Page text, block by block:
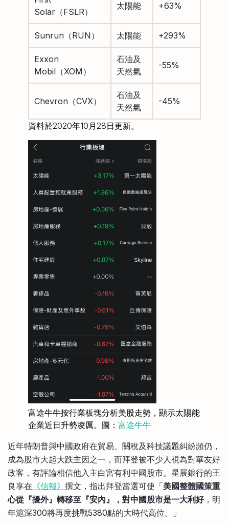
Solar（FSLR）
太陽能 +63%
Sunrun（RUN） 太陽能 +293%
Exxon
Mobil（XOM）
石油及
天然氣
-55%
Chevron（CVX）
石油及
天然氣
-45%
資料於2020年10月28日更新。
富途牛牛按行業板塊分析美股走勢，顯示太陽能
企業近日升勢凌厲。圖： 富途牛牛
近年特朗普與中國政府在貿易、關稅及科技議題糾紛頻仍，
成為股市大起大跌主因之一，而拜登被不少人視為對華友好
政客，有評論相信他入主白宮有利中國股市。星展銀行的王
良享在 《信報》 撰文，指出拜登當選可使「美國整體國策重
心從『擾外』轉移至『安內』，對中國股市是一大利好，明
年滬深300將再度挑戰5380點的大時代高位。」